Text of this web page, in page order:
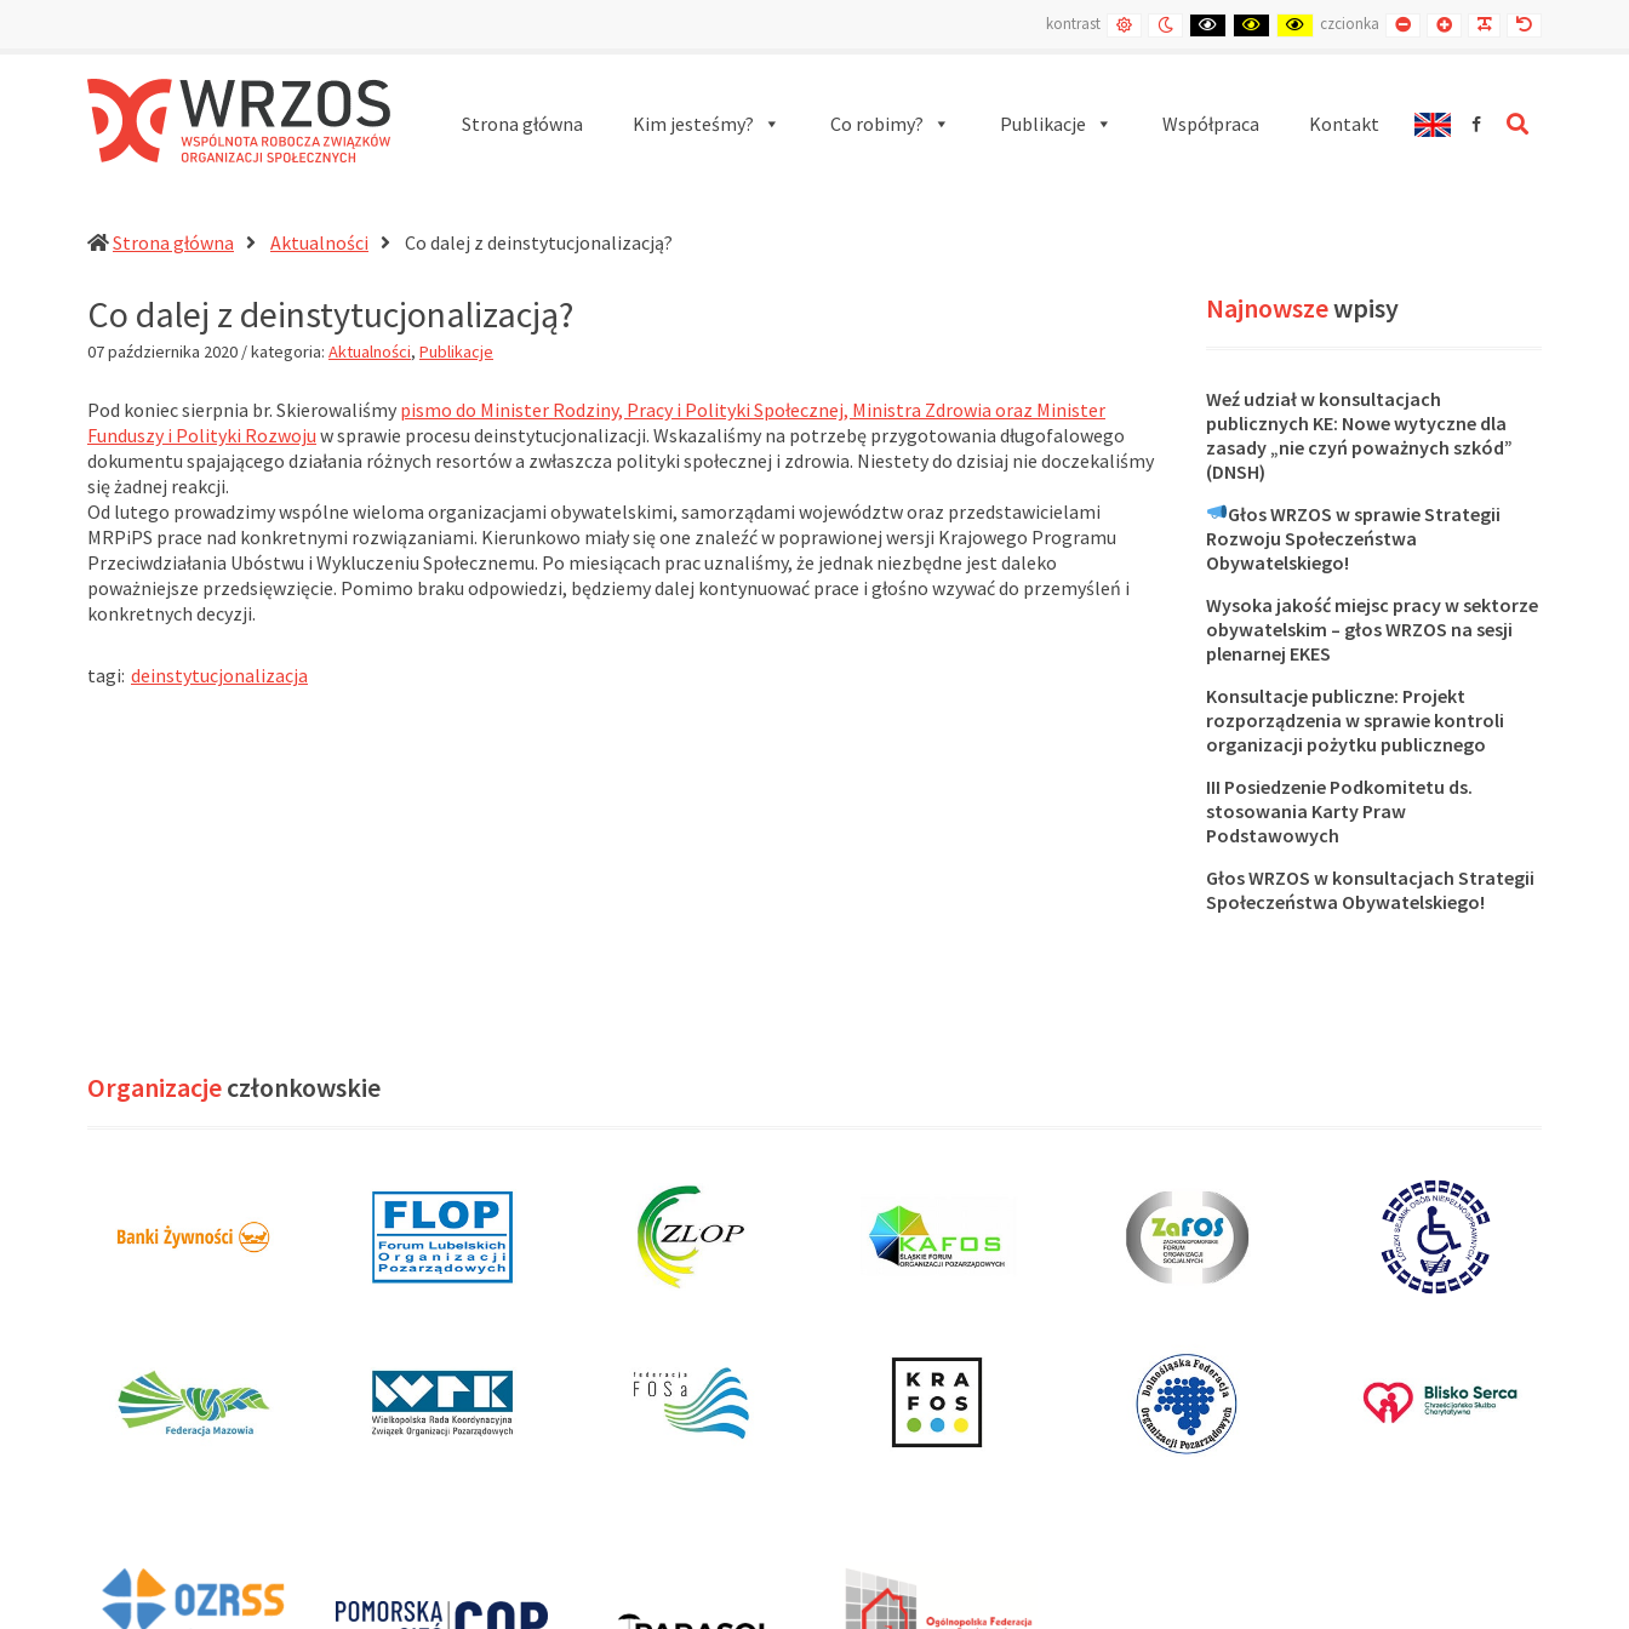
Organizacji
Społecznych
zachowaniu
równouprawnienia
otwartości
profesjonalizacji
pomocowych
kontrast DOMYŚLNY
KONTRAST
KONTRAST
NOCNY
KONTRAST
CZARNO
KONTRAST
CZARNO
KONTRAST
ŻÓŁTO
czcionka MNIEJSZA
CZCIONKA
WIĘKSZA
CZCIONKA
CZYTELNIEJSZA
CZCIONKA
Strona główna Kim jesteśmy? Co robimy? Publikacje Współpraca Kontakt
Strona główna Aktualności Co dalej z deinstytucjonalizacją?
Co dalej z deinstytucjonalizacją?
07 października 2020 / kategoria: Aktualności, Publikacje
Pod koniec sierpnia br. Skierowaliśmy pismo do Minister Rodziny, Pracy i Polityki Społecznej, Ministra Zdrowia oraz Minister
Funduszy i Polityki Rozwoju w sprawie procesu deinstytucjonalizacji. Wskazaliśmy na potrzebę przygotowania długofalowego
dokumentu spajającego działania różnych resortów a zwłaszcza polityki społecznej i zdrowia. Niestety do dzisiaj nie doczekaliśmy
się żadnej reakcji.
Od lutego prowadzimy wspólne wieloma organizacjami obywatelskimi, samorządami województw oraz przedstawicielami
MRPiPS prace nad konkretnymi rozwiązaniami. Kierunkowo miały się one znaleźć w poprawionej wersji Krajowego Programu
Przeciwdziałania Ubóstwu i Wykluczeniu Społecznemu. Po miesiącach prac uznaliśmy, że jednak niezbędne jest daleko
poważniejsze przedsięwzięcie. Pomimo braku odpowiedzi, będziemy dalej kontynuować prace i głośno wzywać do przemyśleń i
konkretnych decyzji.
tagi: deinstytucjonalizacja
Najnowszewpisy
Weź udział w konsultacjach
publicznych KE: Nowe wytyczne dla
zasady „nie czyń poważnych szkód”
(DNSH)
Głos WRZOS w sprawie Strategii
Rozwoju Społeczeństwa
Obywatelskiego!
Wysoka jakość miejsc pracy w sektorze
obywatelskim – głos WRZOS na sesji
plenarnej EKES
Konsultacje publiczne: Projekt
rozporządzenia w sprawie kontroli
organizacji pożytku publicznego
III Posiedzenie Podkomitetu ds.
stosowania Karty Praw
Podstawowych
Głos WRZOS w konsultacjach Strategii
Społeczeństwa Obywatelskiego!
Organizacjeczłonkowskie